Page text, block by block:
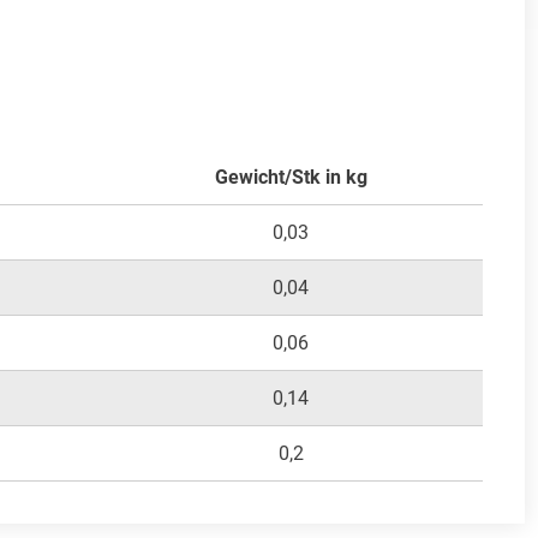
Gewicht/Stk in kg
0,03
0,04
0,06
0,14
0,2